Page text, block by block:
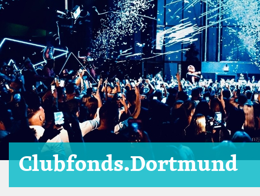
Clubfonds.Dortmund